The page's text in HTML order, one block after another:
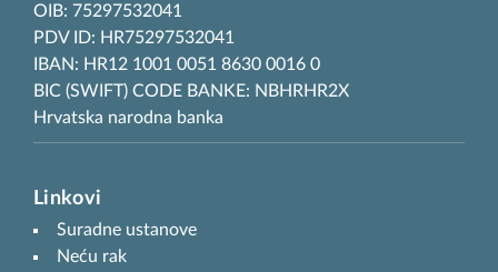
OIB: 75297532041
PDV ID: HR75297532041
IBAN: HR12 1001 0051 8630 0016 0
BIC (SWIFT) CODE BANKE: NBHRHR2X
Hrvatska narodna banka
Linkovi
Suradne ustanove
Neću rak